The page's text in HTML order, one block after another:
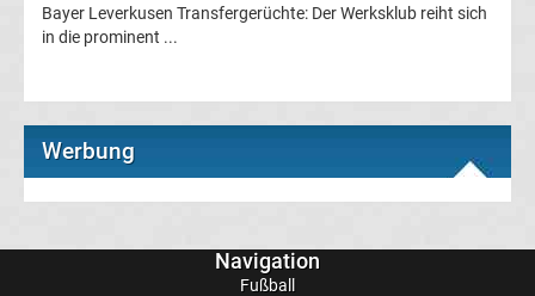
Eishockey
live
im
Bayer Leverkusen Transfergerüchte: Der Werksklub reiht sich
in die prominent ...
Werbung
Navigation
Fußball